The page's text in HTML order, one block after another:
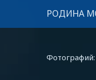
РОДИНА
Фотографий: